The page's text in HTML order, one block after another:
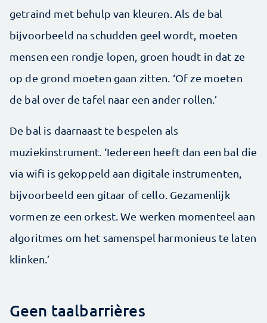
getraind met behulp van kleuren. Als de bal
bijvoorbeeld na schudden geel wordt, moeten
mensen een rondje lopen, groen houdt in dat ze
op de grond moeten gaan zitten. ‘Of ze moeten
de bal over de tafel naar een ander rollen.’
De bal is daarnaast te bespelen als
muziekinstrument. ‘Iedereen heeft dan een bal die
via wifi is gekoppeld aan digitale instrumenten,
bijvoorbeeld een gitaar of cello. Gezamenlijk
vormen ze een orkest. We werken momenteel aan
algoritmes om het samenspel harmonieus te laten
klinken.’
Geen taalbarrières